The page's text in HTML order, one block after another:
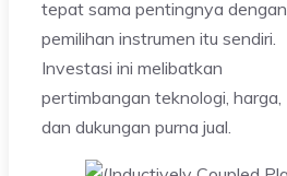
tepat sama pentingnya dengan
pemilihan instrumen itu sendiri.
Investasi ini melibatkan
pertimbangan teknologi, harga,
dan dukungan purna jual.